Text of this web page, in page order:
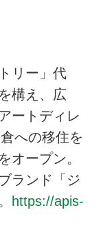
リー」代
構え、広
ートディレ
への移住を
オープン。
ランド「ジ
https://apis-